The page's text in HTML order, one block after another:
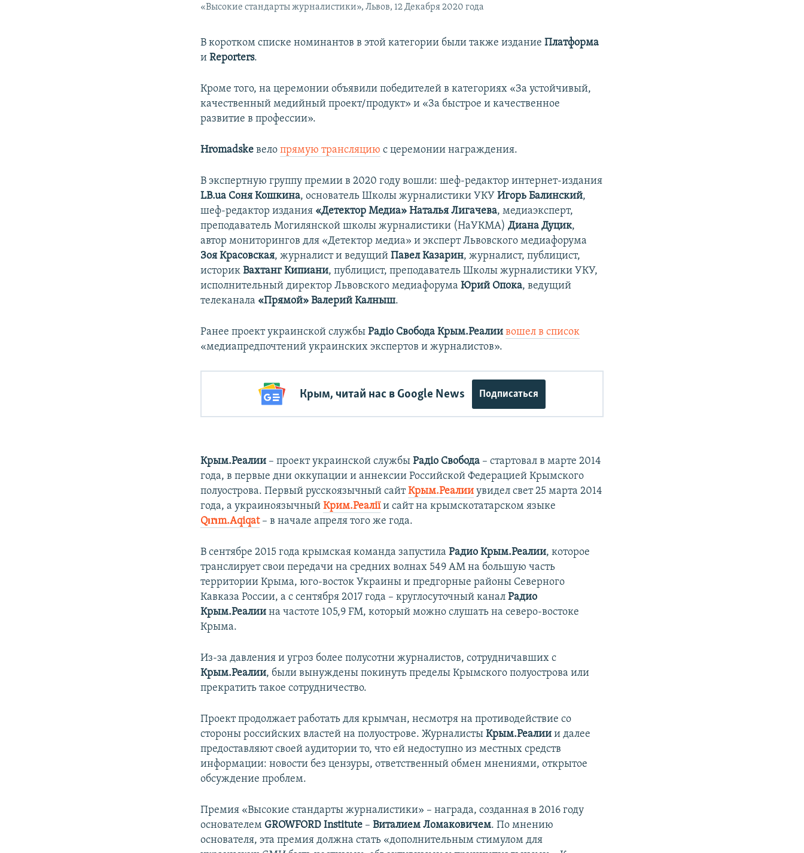
«Высокие стандарты журналистики», Львов, 12 Декабря 2020 года
В коротком списке номинантов в этой категории были также изданиеПлатформа
иReporters.
Кроме того, на церемонии объявили победителей в категориях «За устойчивый,
качественный медийный проект/продукт» и «За быстрое и качественное
развитие в профессии».
Hromadske велопрямую трансляцию с церемонии награждения.
В экспертную группу премии в 2020 году вошли: шеф-редактор интернет-издания
LB.ua Соня Кошкина, основатель Школы журналистики УКУИгорь Балинский,
шеф-редактор издания «Детектор Медиа» Наталья Лигачева, медиаэксперт,
преподаватель Могилянской школы журналистики (НаУКМА)Диана Дуцик,
автор мониторингов для «Детектор медиа» и эксперт Львовского медиафорума
Зоя Красовская, журналист и ведущийПавел Казарин, журналист, публицист,
историкВахтанг Кипиани, публицист, преподаватель Школы журналистики УКУ,
исполнительный директор Львовского медиафорумаЮрий Опока, ведущий
телеканала «Прямой» Валерий Калныш.
Ранее проект украинской службыРадіо Свобода Крым.Реалии вошел в список
«медиапредпочтений украинских экспертов и журналистов».
Крым, читай нас в Google News Подписаться
Крым.Реалии – проект украинской службыРадіо Свобода – стартовал в марте 2014
года, в первые дни оккупации и аннексии Российской Федерацией Крымского
полуострова. Первый русскоязычный сайтКрым.Реалии увидел свет 25 марта 2014
года, а украиноязычныйКрим.Реаліїи сайт на крымскотатарском языке
Qırım.Aqiqat– в начале апреля того же года.
В сентябре 2015 года крымская команда запустилаРадио Крым.Реалии, которое
транслирует свои передачи на средних волнах 549 АМ на большую часть
территории Крыма, юго-восток Украины и предгорные районы Северного
Кавказа России, а с сентября 2017 года – круглосуточный каналРадио
Крым.Реалии на частоте 105,9 FM, который можно слушать на северо-востоке
Крыма.
Из-за давления и угроз более полусотни журналистов, сотрудничавших с
Крым.Реалии, были вынуждены покинуть пределы Крымского полуострова или
прекратить такое сотрудничество.
Проект продолжает работать для крымчан, несмотря на противодействие со
стороны российских властей на полуострове. ЖурналистыКрым.Реалии и далее
предоставляют своей аудитории то, что ей недоступно из местных средств
информации: новости без цензуры, ответственный обмен мнениями, открытое
обсуждение проблем.
Премия «Высокие стандарты журналистики» – награда, созданная в 2016 году
основателем GROWFORD Institute –​Виталием Ломаковичем. По мнению
основателя, эта премия должна стать «дополнительным стимулом для